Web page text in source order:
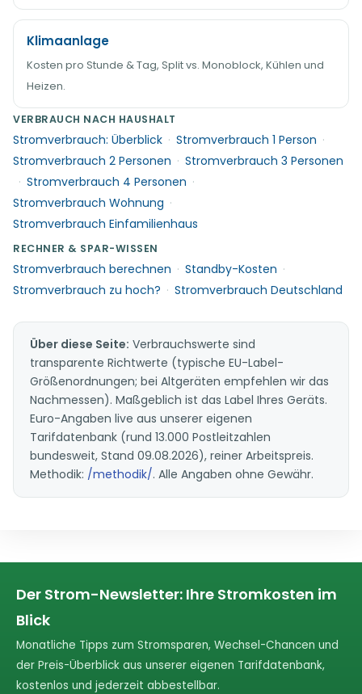
Klimaanlage
Kosten pro Stunde & Tag, Split vs. Monoblock, Kühlen und
Heizen.
VERBRAUCH NACH HAUSHALT
Stromverbrauch: Überblick · Stromverbrauch 1 Person ·
Stromverbrauch 2 Personen · Stromverbrauch 3 Personen
· Stromverbrauch 4 Personen ·
Stromverbrauch Wohnung ·
Stromverbrauch Einfamilienhaus
RECHNER & SPAR-WISSEN
Stromverbrauch berechnen · Standby-Kosten ·
Stromverbrauch zu hoch? · Stromverbrauch Deutschland
Über diese Seite: Verbrauchswerte sind
transparente Richtwerte (typische EU-Label-
Größenordnungen; bei Altgeräten empfehlen wir das
Nachmessen). Maßgeblich ist das Label Ihres Geräts.
Euro-Angaben live aus unserer eigenen
Tarifdatenbank (rund 13.000 Postleitzahlen
bundesweit, Stand 09.08.2026), reiner Arbeitspreis.
Methodik: /methodik/. Alle Angaben ohne Gewähr.
Der Strom-Newsletter: Ihre Stromkosten im
Blick
Monatliche Tipps zum Stromsparen, Wechsel-Chancen und
der Preis-Überblick aus unserer eigenen Tarifdatenbank,
kostenlos und jederzeit abbestellbar.